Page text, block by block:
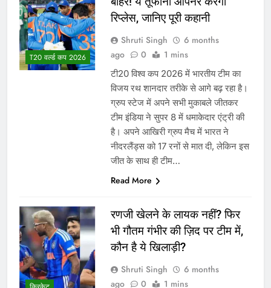
T20 वर्ल्ड कप 2026
रिप्लेस, जानिए पूरी कहानी
Shruti Singh
6 months
ago
0 1 mins
टी20 विश्व कप 2026 में भारतीय टीम का
विजय रथ शानदार तरीके से आगे बढ़ रहा है।
ग्रुप स्टेज में अपने सभी मुकाबले जीतकर
टीम इंडिया ने सुपर 8 में धमाकेदार एंट्री की
है। अपने आखिरी ग्रुप मैच में भारत ने
नीदरलैंड्स को 17 रनों से मात दी, लेकिन इस
जीत के साथ ही टीम…
Read More
रणजी खेलने के लायक नहीं? फिर
भी गौतम गंभीर की ज़िद पर टीम में,
कौन है ये खिलाड़ी?
Shruti Singh
6 months
ago
0 1 mins